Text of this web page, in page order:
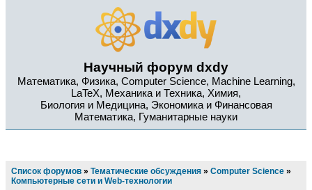
Научный форум dxdy
Математика, Физика, Computer Science, Machine Learning,
LaTeX, Механика и Техника, Химия,
Биология и Медицина, Экономика и Финансовая
Математика, Гуманитарные науки
Список форумов » Тематические обсуждения » Computer Science »
Компьютерные сети и Web-технологии